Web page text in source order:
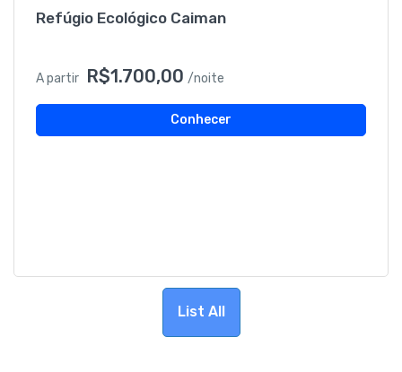
Refúgio Ecológico Caiman
A partir R$1.700,00 /noite
Conhecer
List All